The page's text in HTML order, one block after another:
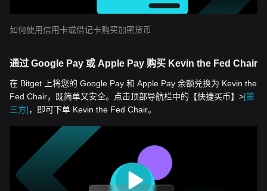
如何使用信用卡或借记卡购买加密货币
通过 Google Pay 或 Apple Pay 购买 Kevin the Fed Chair
在 Bitget 上将您的 Google Pay 和 Apple Pay 余额兑换为 Kevin the
Fed Chair，既简单又安全。点击顶部导航栏中的【快捷买币】>[第
三方]，即可下单 Kevin the Fed Chair。